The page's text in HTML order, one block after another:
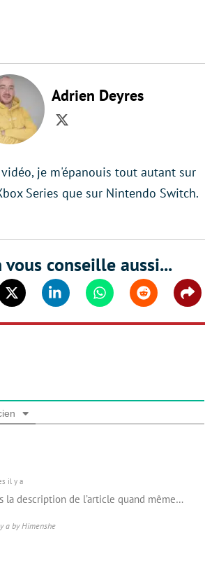
Adrien Deyres
Twitter
je m'épanouis tout autant sur
Series que sur Nintendo Switch.
conseille aussi...
Twitter Linkedin WhatsappReddit
il y a
la description de l’article quand même…
a by Himenshe